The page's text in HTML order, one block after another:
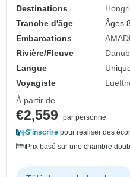
Destinations
Tranche d'âge
Âges
Embarcations
Rivière/Fleuve
Langue
Voyagiste
À partir de
€2,559
par personne
S'inscrire pour réaliser des
Prix basé sur une chambre